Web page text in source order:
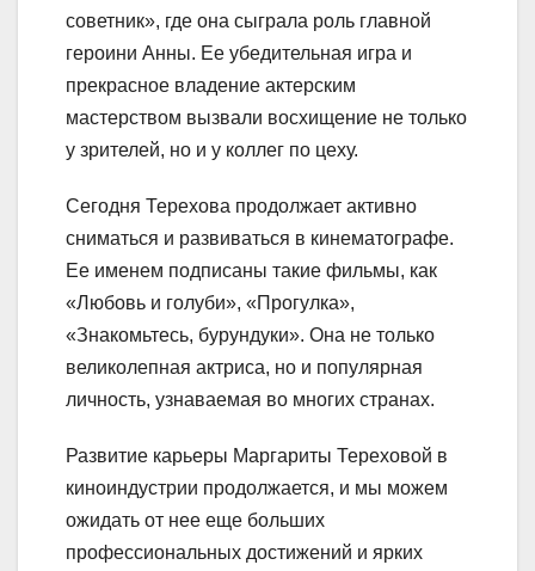
советник», где она сыграла роль главной
героини Анны. Ее убедительная игра и
прекрасное владение актерским
мастерством вызвали восхищение не только
у зрителей, но и у коллег по цеху.
Сегодня Терехова продолжает активно
сниматься и развиваться в кинематографе.
Ее именем подписаны такие фильмы, как
«Любовь и голуби», «Прогулка»,
«Знакомьтесь, бурундуки». Она не только
великолепная актриса, но и популярная
личность, узнаваемая во многих странах.
Развитие карьеры Маргариты Тереховой в
киноиндустрии продолжается, и мы можем
ожидать от нее еще больших
профессиональных достижений и ярких